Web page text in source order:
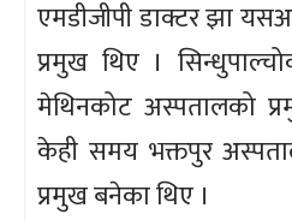
एमडीजीपी डाक्टर झा
प्रमुख थिए ।
मेथिनकोट अस्पतालको
केही समय भक्तपुर
प्रमुख बनेका थिए ।